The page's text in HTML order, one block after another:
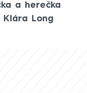
a herečka
Klára Long